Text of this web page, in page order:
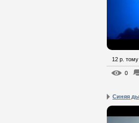
12 р. тому
0
Синяя